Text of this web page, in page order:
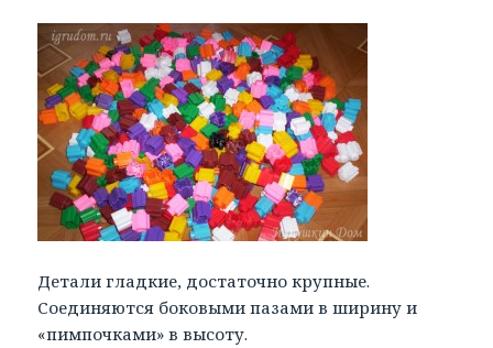
Детали гладкие, достаточно крупные.
Соединяются боковыми пазами в ширину и
«пимпочками» в высоту.